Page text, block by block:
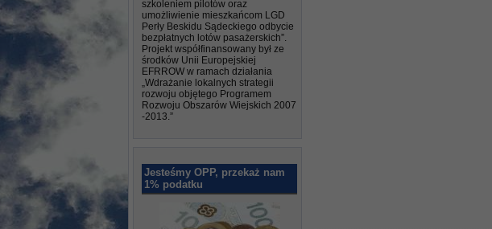
szkoleniem pilotów oraz
umożliwienie mieszkańcom LGD
Perły Beskidu Sądeckiego odbycie
bezpłatnych lotów pasażerskich”.
Projekt współfinansowany był ze
środków Unii Europejskiej
EFRROW w ramach działania
„Wdrażanie lokalnych strategii
rozwoju objętego Programem
Rozwoju Obszarów Wiejskich 2007
-2013.”
Jesteśmy OPP, przekaż nam
1% podatku